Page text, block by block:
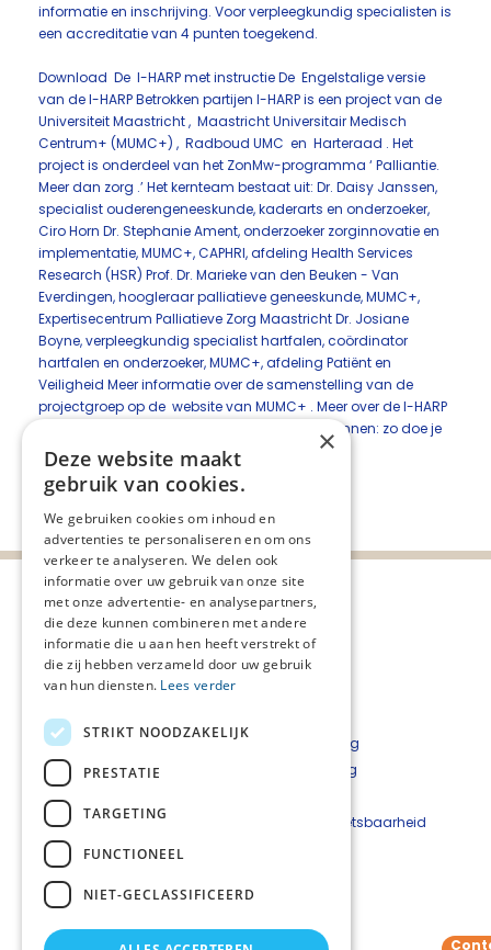
informatie en inschrijving. Voor verpleegkundig specialisten is
een accreditatie van 4 punten toegekend.
Download De I-HARP met instructie De Engelstalige versie
van de I-HARP Betrokken partijen I-HARP is een project van de
Universiteit Maastricht , Maastricht Universitair Medisch
Centrum+ (MUMC+) , Radboud UMC en Harteraad . Het
project is onderdeel van het ZonMw-programma ‘ Palliantie.
Meer dan zorg .’ Het kernteam bestaat uit: Dr. Daisy Janssen,
specialist ouderengeneeskunde, kaderarts en onderzoeker,
Ciro Horn Dr. Stephanie Ament, onderzoeker zorginnovatie en
implementatie, MUMC+, CAPHRI, afdeling Health Services
Research (HSR) Prof. Dr. Marieke van den Beuken - Van
Everdingen, hoogleraar palliatieve geneeskunde, MUMC+,
Expertisecentrum Palliatieve Zorg Maastricht Dr. Josiane
Boyne, verpleegkundig specialist hartfalen, coördinator
hartfalen en onderzoeker, MUMC+, afdeling Patiënt en
Veiligheid Meer informatie over de samenstelling van de
projectgroep op de website van MUMC+ . Meer over de I-HARP
Palliatieve behoeften bij hartfalen eerder herkennen: zo doe je
dat , Nursing, 23-11-2020
Deel deze pagina:
Privacyverklaring
Cookieverklaring
Beveiligingskwetsbaarheid
Contact
Willemien Schep
×
Deze website maakt
gebruik van cookies.
We gebruiken cookies om inhoud en
advertenties te personaliseren en om ons
verkeer te analyseren. We delen ook
informatie over uw gebruik van onze site
met onze advertentie- en analysepartners,
die deze kunnen combineren met andere
informatie die u aan hen heeft verstrekt of
die zij hebben verzameld door uw gebruik
van hun diensten. Lees verder
STRIKT NOODZAKELIJK
PRESTATIE
TARGETING
FUNCTIONEEL
NIET-GECLASSIFICEERD